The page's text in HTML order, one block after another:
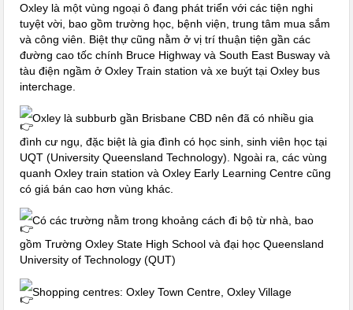
Oxley là một vùng ngoại ô đang phát triển với các tiện nghi
tuyệt vời, bao gồm trường học, bệnh viện, trung tâm mua sắm
và công viên. Biệt thự cũng nằm ở vị trí thuận tiện gần các
đường cao tốc chính Bruce Highway và South East Busway và
tàu điện ngầm ở Oxley Train station và xe buýt tại Oxley bus
interchage.
Oxley là subburb gần Brisbane CBD nên đã có nhiều gia
đình cư ngụ, đặc biệt là gia đình có học sinh, sinh viên học tại
UQT (University Queensland Technology). Ngoài ra, các vùng
quanh Oxley train station và Oxley Early Learning Centre cũng
có giá bán cao hơn vùng khác.
Có các trường nằm trong khoảng cách đi bộ từ nhà, bao
gồm Trường Oxley State High School và đại học Queensland
University of Technology (QUT)
Shopping centres: Oxley Town Centre, Oxley Village